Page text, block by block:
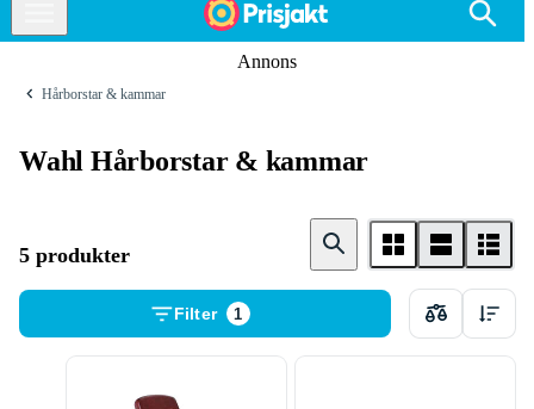
Annons
Hårborstar & kammar
Wahl Hårborstar & kammar
5 produkter
Filter 1